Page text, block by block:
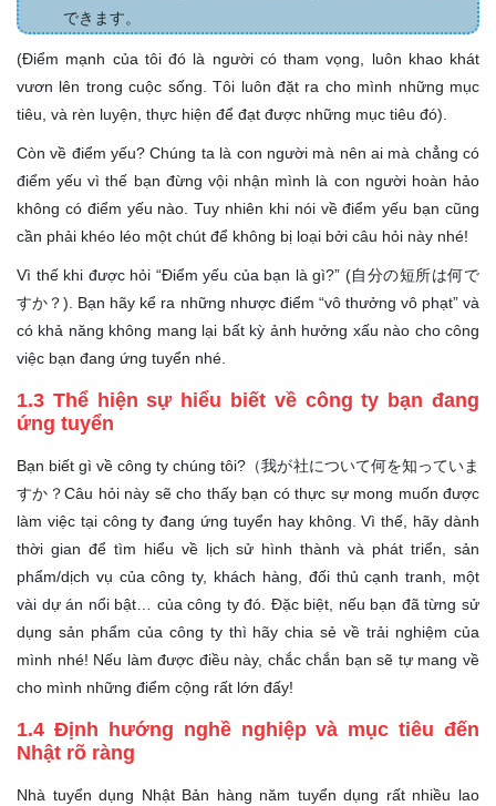
できます。
(Điểm mạnh của tôi đó là người có tham vọng, luôn khao khát
vươn lên trong cuộc sống. Tôi luôn đặt ra cho mình những mục
tiêu, và rèn luyện, thực hiện để đạt được những mục tiêu đó).
Còn về điểm yếu? Chúng ta là con người mà nên ai mà chẳng có
điểm yếu vì thế bạn đừng vội nhận mình là con người hoàn hảo
không có điểm yếu nào. Tuy nhiên khi nói về điểm yếu bạn cũng
cần phải khéo léo một chút để không bị loại bởi câu hỏi này nhé!
Vì thế khi được hỏi “Điểm yếu của bạn là gì?” (自分の短所は何で
すか？). Bạn hãy kể ra những nhược điểm “vô thưởng vô phạt” và
có khả năng không mang lại bất kỳ ảnh hưởng xấu nào cho công
việc bạn đang ứng tuyển nhé.
1.3 Thể hiện sự hiểu biết về công ty bạn đang
ứng tuyển
Bạn biết gì về công ty chúng tôi?（我が社について何を知っていま
すか？Câu hỏi này sẽ cho thấy bạn có thực sự mong muốn được
làm việc tại công ty đang ứng tuyển hay không. Vì thế, hãy dành
thời gian để tìm hiểu về lịch sử hình thành và phát triển, sản
phẩm/dịch vụ của công ty, khách hàng, đối thủ cạnh tranh, một
vài dự án nổi bật… của công ty đó. Đặc biệt, nếu bạn đã từng sử
dụng sản phẩm của công ty thì hãy chia sẻ về trải nghiệm của
mình nhé! Nếu làm được điều này, chắc chắn bạn sẽ tự mang về
cho mình những điểm cộng rất lớn đấy!
1.4 Định hướng nghề nghiệp và mục tiêu đến
Nhật rõ ràng
Nhà tuyển dụng Nhật Bản hàng năm tuyển dụng rất nhiều lao